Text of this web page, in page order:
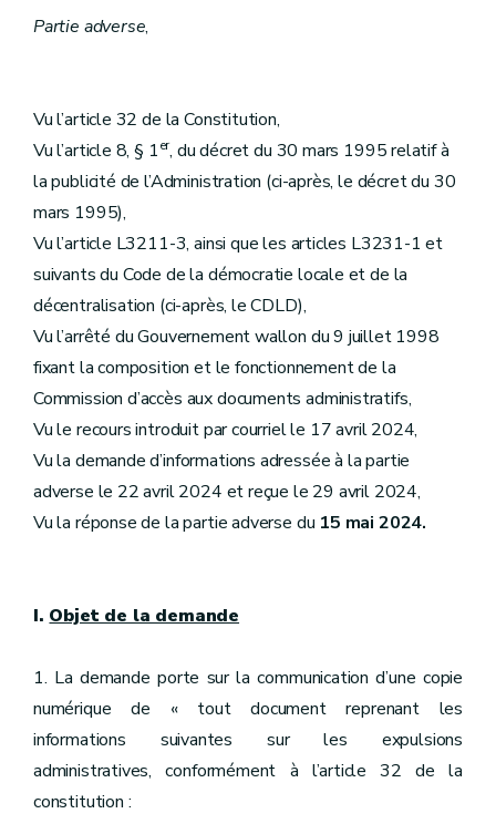
Partie adverse,
Vu l’article 32 de la Constitution,
Vu l’article 8, § 1er, du décret du 30 mars 1995 relatif à
la publicité de l’Administration (ci-après, le décret du 30
mars 1995),
Vu l’article L3211-3, ainsi que les articles L3231-1 et
suivants du Code de la démocratie locale et de la
décentralisation (ci-après, le CDLD),
Vu l’arrêté du Gouvernement wallon du 9 juillet 1998
fixant la composition et le fonctionnement de la
Commission d’accès aux documents administratifs,
Vu le recours introduit par courriel le 17 avril 2024,
Vu la demande d’informations adressée à la partie
adverse le 22 avril 2024 et reçue le 29 avril 2024,
Vu la réponse de la partie adverse du 15 mai 2024.
I. Objet de la demande
1. La demande porte sur la communication d’une copie
numérique de « tout document reprenant les
informations suivantes sur les expulsions
administratives, conformément à l’article 32 de la
constitution :